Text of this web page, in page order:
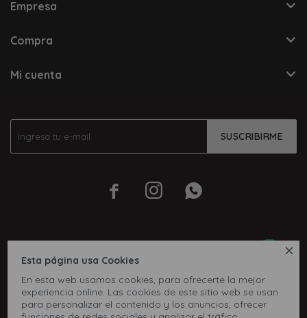

Esta página usa Cookies
En esta web usamos cookies, para ofrecerte la mejor
experiencia online. Las cookies de este sitio web se usan
para personalizar el contenido y los anuncios, ofrecer
SUSCRIBIRME
  
Empresa
Compra
Mi cuenta